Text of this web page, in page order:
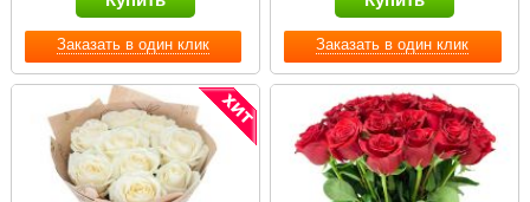
Заказать в один клик Заказать в один клик